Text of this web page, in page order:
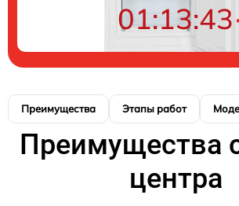
01:13:42
Преимущества Этапы работ
Преимущества
центра